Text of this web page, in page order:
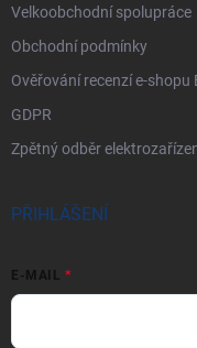
Velkoobchodní spolupráce
Obchodní podmínky
Ověřování recenzí e-
GDPR
Zpětný odběr
PŘIHLÁŠENÍ
E-MAIL